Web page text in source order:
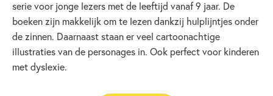
serie voor jonge lezers met de leeftijd vanaf 9 jaar. De
boeken zijn makkelijk om te lezen dankzij hulplijntjes onder
de zinnen. Daarnaast staan er veel cartoonachtige
illustraties van de personages in. Ook perfect voor kinderen
met dyslexie.